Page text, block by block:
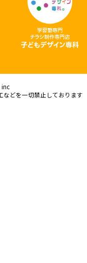
inc
などを一切禁止しております